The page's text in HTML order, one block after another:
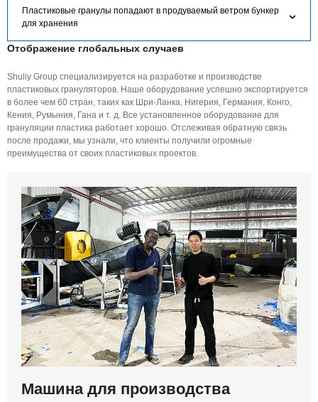
Пластиковые гранулы попадают в продуваемый ветром бункер
для хранения
Отображение глобальных случаев
Shuliy Group специализируется на разработке и производстве
пластиковых грануляторов. Наше оборудование успешно экспортируется
в более чем 60 стран, таких как Шри-Ланка, Нигерия, Германия, Конго,
Кения, Румыния, Гана и т. д. Все установленное оборудование для
грануляции пластика работает хорошо. Отслеживая обратную связь
после продажи, мы узнали, что клиенты получили огромные
преимущества от своих пластиковых проектов.
Машина для производства